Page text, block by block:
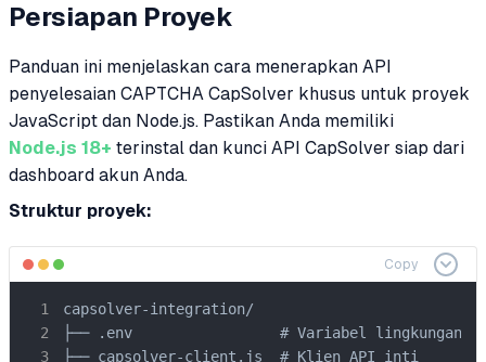
Persiapan Proyek
Panduan ini menjelaskan cara menerapkan API
penyelesaian CAPTCHA CapSolver khusus untuk proyek
JavaScript dan Node.js. Pastikan Anda memiliki
Node.js 18+ terinstal dan kunci API CapSolver siap dari
dashboard akun Anda.
Struktur proyek:
Copy
capsolver-integration/
├── .env                 # Variabel lingkungan
├── capsolver-client.js  # Klien API inti